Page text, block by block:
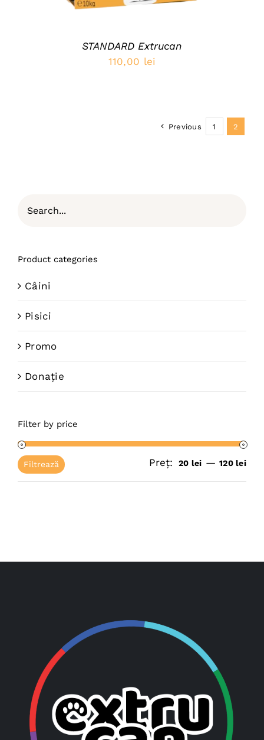
STANDARD Extrucan
110,00 lei
Previous 1 2
Product categories
Câini
Pisici
Promo
Donație
Filter by price
Filtrează Preț: 20 lei —120 lei